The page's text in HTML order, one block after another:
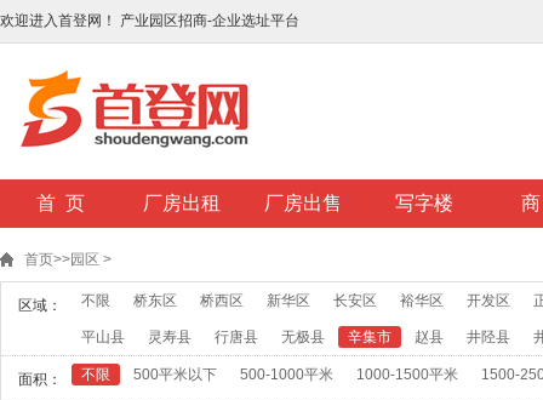
欢迎进入首登网！ 产业园区招商-企业选址平台
首 页 厂房出租 厂房出售 写字楼
首页>>园区 >
区域： 不限 桥东区 桥西区 新华区 长安区 裕华区 开发区
平山县 灵寿县 行唐县 无极县 辛集市 赵县 井陉县
面积： 不限 500平米以下 500-1000平米 1000-1500平米 1500-